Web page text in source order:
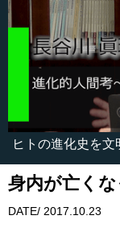
ヒトの進化史を
身内が亡く
DATE/ 2017.10.23